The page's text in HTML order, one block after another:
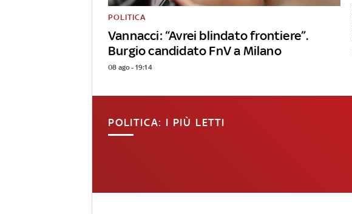
Vannacci: “Avrei blindato frontiere”.
Burgio candidato FnV a Milano
POLITICA
08 ago - 19:14
POLITICA: I PIÙ LETTI